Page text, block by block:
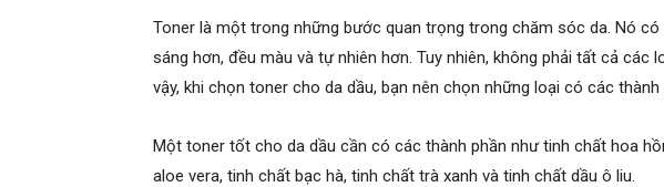
Toner là một trong những bước quan trọng trong chăm sóc da. Nó có
sáng hơn, đều màu và tự nhiên hơn. Tuy nhiên, không phải tất cả các
vậy, khi chọn toner cho da dầu, bạn nên chọn những loại có các
Một toner tốt cho da dầu cần có các thành phần như tinh chất hoa
aloe vera, tinh chất bạc hà, tinh chất trà xanh và tinh chất dầu ô liu.